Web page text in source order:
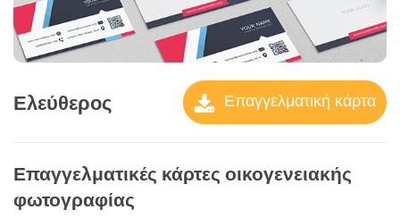
Ελεύθερος Επαγγελματική κάρτα
Επαγγελματικές κάρτες οικογενειακής
φωτογραφίας